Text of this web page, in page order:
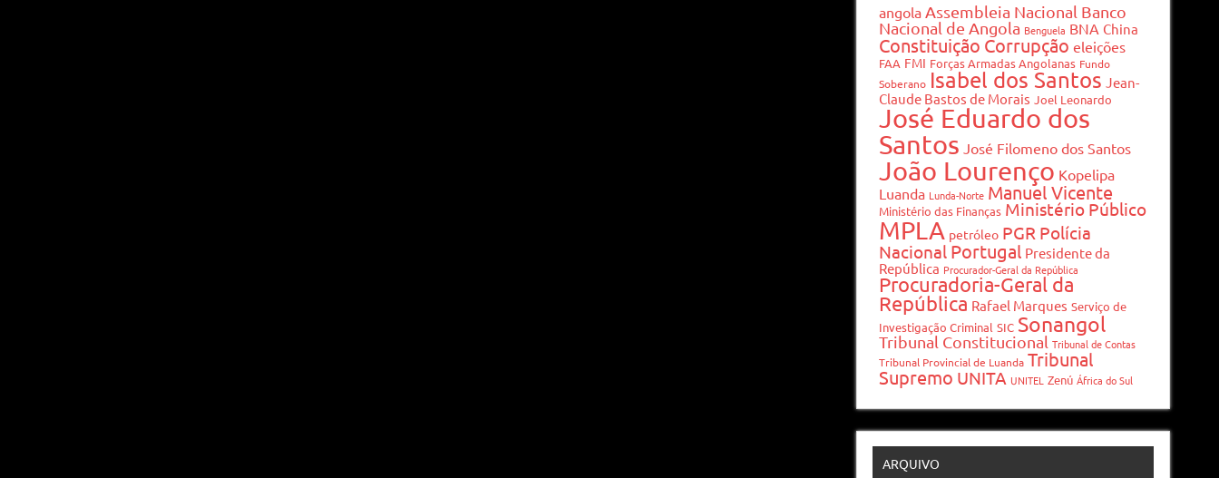
angola Assembleia Nacional Banco
Nacional de Angola Benguela BNA China
Constituição Corrupção eleições
FAA FMI Forças Armadas Angolanas Fundo
Soberano Isabel dos Santos Jean-
Claude Bastos de Morais Joel Leonardo
José Eduardo dos
Santos José Filomeno dos Santos
João Lourenço Kopelipa
Luanda Lunda-Norte Manuel Vicente
Ministério das Finanças Ministério Público
MPLA petróleo PGR Polícia
Nacional Portugal Presidente da
República Procurador-Geral da República
Procuradoria-Geral da
República Rafael Marques Serviço de
Investigação Criminal SIC Sonangol
Tribunal Constitucional Tribunal de Contas
Tribunal Provincial de Luanda Tribunal
Supremo UNITA UNITEL Zenú África do Sul
ARQUIVO